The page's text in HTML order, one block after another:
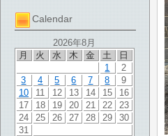
Calendar
2026年8月
月
火 水 木 金 土 日
1
2
3
4 5 6 7 8
9
10
11 12 13 14 15
16
17
18 19 20 21 22
23
24
25 26 27 28 29
30
31